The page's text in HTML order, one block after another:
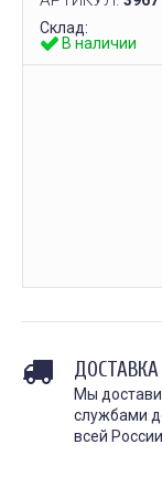
Склад:
В наличии
Мы
службами
всей России.